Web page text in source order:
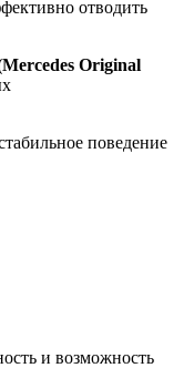
отводить
Original
поведение
и возможность